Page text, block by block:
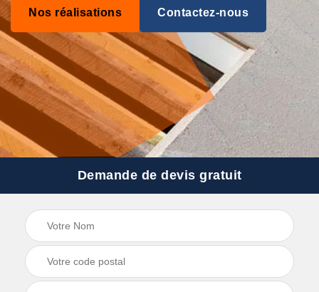
Nos réalisations Contactez-nous
Demande de devis gratuit